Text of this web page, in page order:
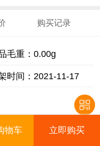
购买记录
毛重： 0.00g
架时间：2021-11-17
物车 立即购买